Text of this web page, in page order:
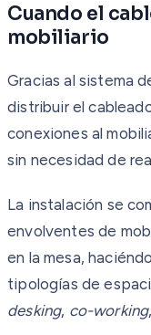
Cuando el
mobiliario
Gracias al sistema
distribuir el
conexiones al
sin necesidad de
La instalación se
envolventes de
en la mesa,
tipologías de
desking, co-working